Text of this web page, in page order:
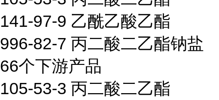
141-97-9 乙酰乙酸乙酯
996-82-7 丙二酸二乙酯钠盐
66个下游产品
105-53-3 丙二酸二乙酯